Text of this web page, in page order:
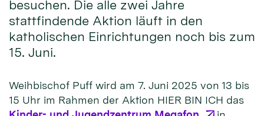
besuchen. Die alle zwei Jahre
stattfindende Aktion läuft in den
katholischen Einrichtungen noch bis zum
15. Juni.
Weihbischof Puff wird am 7. Juni 2025 von 13 bis
15 Uhr im Rahmen der Aktion HIER BIN ICH das